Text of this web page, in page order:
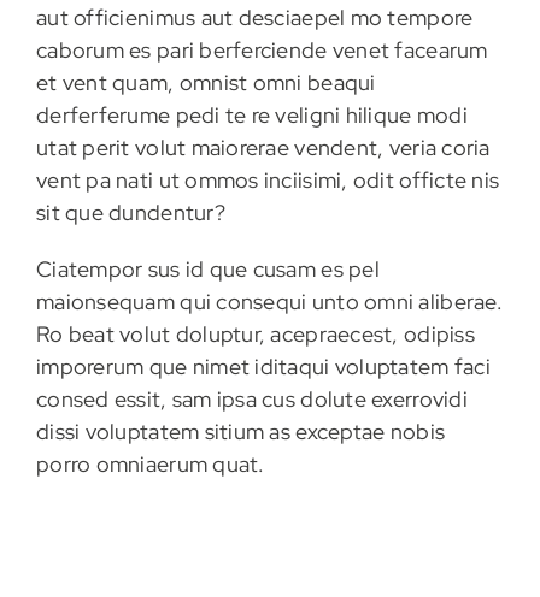
aut officienimus aut desciaepel mo tempore
caborum es pari berferciende venet facearum
et vent quam, omnist omni beaqui
derferferume pedi te re veligni hilique modi
utat perit volut maiorerae vendent, veria coria
vent pa nati ut ommos inciisimi, odit officte nis
sit que dundentur?
Ciatempor sus id que cusam es pel
maionsequam qui consequi unto omni aliberae.
Ro beat volut doluptur, acepraecest, odipiss
imporerum que nimet iditaqui voluptatem faci
consed essit, sam ipsa cus dolute exerrovidi
dissi voluptatem sitium as exceptae nobis
porro omniaerum quat.